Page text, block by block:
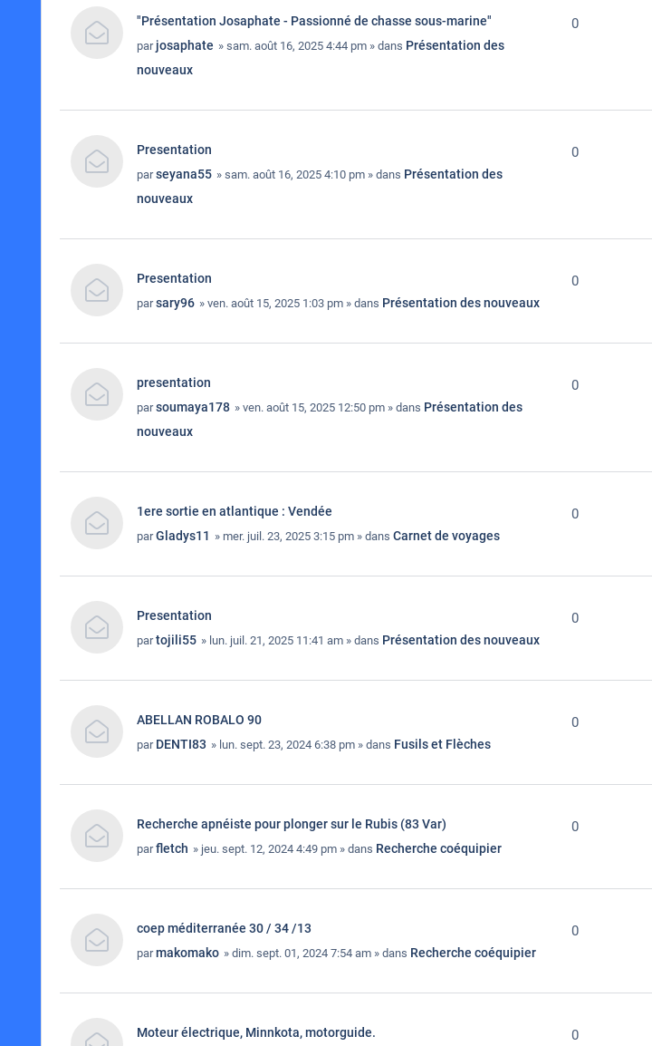
"Présentation Josaphate - Passionné de chasse sous-marine"
par josaphate » sam. août 16, 2025 4:44 pm » dans Présentation des
nouveaux
0
Presentation
parseyana55 » sam. août 16, 2025 4:10 pm » dans Présentation des
nouveaux
0
Presentation
parsary96 » ven. août 15, 2025 1:03 pm » dans Présentation des nouveaux
0
presentation
parsoumaya178 » ven. août 15, 2025 12:50 pm » dans Présentation des
nouveaux
0
1ere sortie en atlantique : Vendée
parGladys11 » mer. juil. 23, 2025 3:15 pm » dans Carnet de voyages
0
Presentation
partojili55 » lun. juil. 21, 2025 11:41 am » dans Présentation des nouveaux
0
ABELLAN ROBALO 90
par DENTI83 » lun. sept. 23, 2024 6:38 pm » dans Fusils et Flèches
0
Recherche apnéiste pour plonger sur le Rubis (83 Var)
parfletch » jeu. sept. 12, 2024 4:49 pm » dans Recherche coéquipier
0
coep méditerranée 30 / 34 /13
parmakomako » dim. sept. 01, 2024 7:54 am » dans Recherche coéquipier
0
Moteur électrique, Minnkota, motorguide. 0